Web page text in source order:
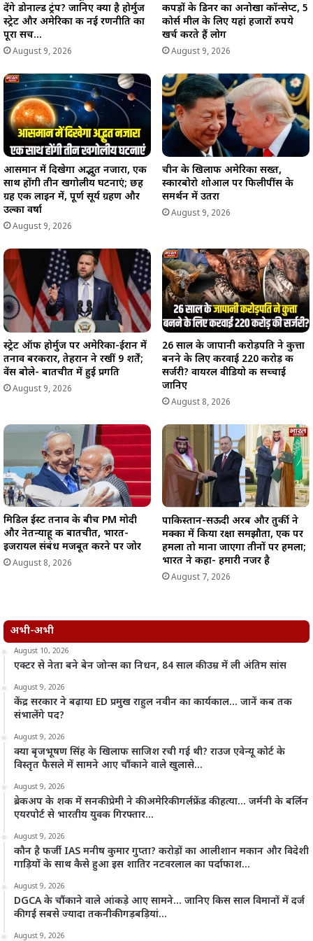
देंगे डोनाल्ड ट्रंप? जानिए क्या है होर्मुज
स्ट्रेट और अमेरिका की नई रणनीति का
पूरा सच…
August 9, 2026
कपड़ों के डिनर का अनोखा कॉन्सेप्ट, 5
कोर्स मील के लिए यहां हजारों रुपये
खर्च करते हैं लोग
August 9, 2026
आसमान में दिखेगा अद्भुत नजारा, एक
साथ होंगी तीन खगोलीय घटनाएं; छह
ग्रह एक लाइन में, पूर्ण सूर्य ग्रहण और
उल्का वर्षा
August 9, 2026
चीन के खिलाफ अमेरिका सख्त,
स्कारबोरो शोआल पर फिलीपींस के
समर्थन में उतरा
August 9, 2026
स्ट्रेट ऑफ होर्मुज पर अमेरिका-ईरान में
तनाव बरकरार, तेहरान ने रखीं 9 शर्तें;
वेंस बोले- बातचीत में हुई प्रगति
August 9, 2026
26 साल के जापानी करोड़पति ने कुत्ता
बनने के लिए करवाई 220 करोड़ की
सर्जरी? वायरल वीडियो की सच्चाई
जानिए
August 8, 2026
मिडिल ईस्ट तनाव के बीच PM मोदी
और नेतन्याहू की बातचीत, भारत-
इजरायल संबंध मजबूत करने पर जोर
August 8, 2026
पाकिस्तान-सऊदी अरब और तुर्की ने
मक्का में किया रक्षा समझौता, एक पर
हमला तो माना जाएगा तीनों पर हमला;
भारत ने कहा- हमारी नजर है
August 7, 2026
अभी-अभी
August 10, 2026
एक्टर से नेता बने बेन जोन्स का निधन, 84 साल की उम्र में ली अंतिम सांस
August 9, 2026
केंद्र सरकार ने बढ़ाया ED प्रमुख राहुल नवीन का कार्यकाल… जानें कब तक
संभालेंगे पद?
August 9, 2026
क्या बृजभूषण सिंह के खिलाफ साजिश रची गई थी? राउज एवेन्यू कोर्ट के
विस्तृत फैसले में सामने आए चौंकाने वाले खुलासे…
August 9, 2026
ब्रेकअप के शक में सनकी प्रेमी ने की अमेरिकी गर्लफ्रेंड की हत्या… जर्मनी के बर्लिन
एयरपोर्ट से भारतीय युवक गिरफ्तार…
August 9, 2026
कौन है फर्जी IAS मनीष कुमार गुप्ता? करोड़ों का आलीशान मकान और विदेशी
गाड़ियों के साथ कैसे हुआ इस शातिर नटवरलाल का पर्दाफाश…
August 9, 2026
DGCA के चौंकाने वाले आंकड़े आए सामने… जानिए किस साल विमानों में दर्ज
की गईं सबसे ज्यादा तकनीकी गड़बड़ियां…
August 9, 2026